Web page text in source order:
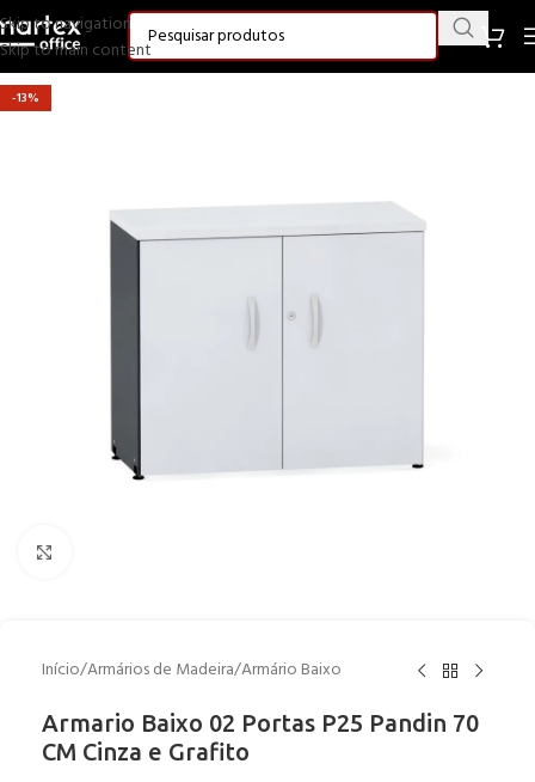
Skip to navigation
Skip to main content
-13%
Início/Armários de Madeira/Armário Baixo
Armario Baixo 02 Portas P25 Pandin 70
CM Cinza e Grafito